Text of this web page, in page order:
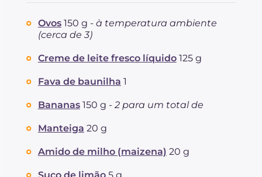
Gorduras g
das quais gorduras saturadas
Fibra g
Sódio
Ovos 150 g - à temperatura ambiente
(cerca de 3)
Creme de leite fresco líquido 125 g
Fava de baunilha 1
Bananas 150 g - 2 para um total de
Manteiga 20 g
Amido de milho (maizena) 20 g
Suco de limão 5 g